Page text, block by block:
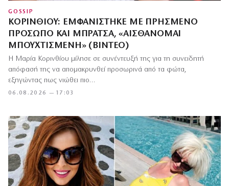
GOSSIP
ΚΟΡΙΝΘΊΟΥ: ΕΜΦΑΝΊΣΤΗΚΕ ΜΕ ΠΡΗΣΜΈΝΟ
ΠΡΌΣΩΠΟ ΚΑΙ ΜΠΡΆΤΣΑ, «ΑΙΣΘΆΝΟΜΑΙ
ΜΠΟΥΧΤΙΣΜΈΝΗ» (ΒΊΝΤΕΟ)
06.08.2026 — 17:03
Η Μαρία Κορινθίου μίλησε σε συνέντευξή της για τη συνειδητή
απόφασή της να απομακρυνθεί προσωρινά από τα φώτα,
εξηγώντας πως νιώθει πιο…